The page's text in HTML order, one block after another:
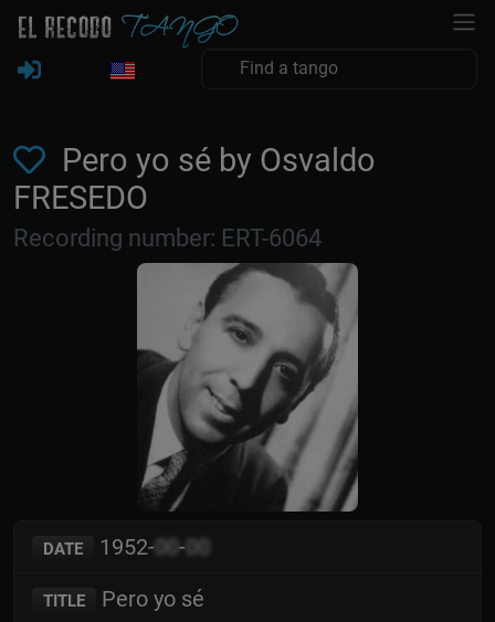
Pero yo sé by Osvaldo
FRESEDO
Recording number: ERT-6064
DATE 1952-00 -00
TITLE Pero yo sé